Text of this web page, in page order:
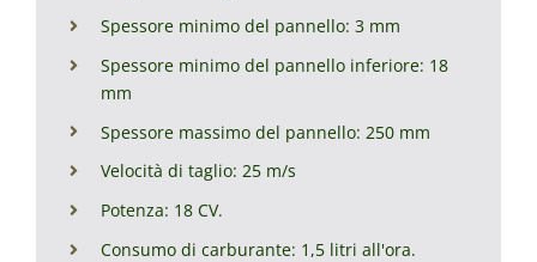
Spessore minimo del pannello: 3 mm
Spessore minimo del pannello inferiore: 18
mm
Spessore massimo del pannello: 250 mm
Velocità di taglio: 25 m/s
Potenza: 18 CV.
Consumo di carburante: 1,5 litri all'ora.